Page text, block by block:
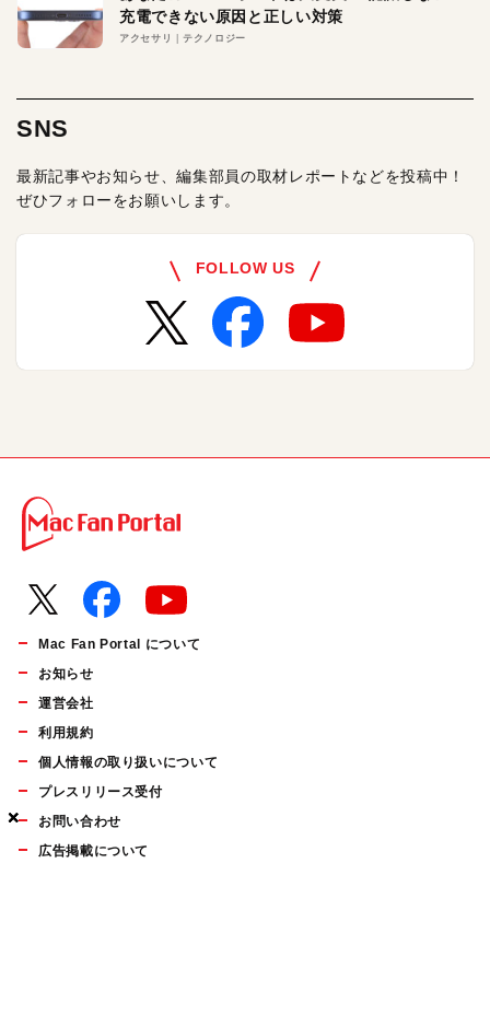
×
×
×
充電できない原因と正しい対策
アクセサリ テクノロジー
SNS
最新記事やお知らせ、編集部員の取材レポートなどを投稿中！
ぜひフォローをお願いします。
FOLLOW US
Mac Fan Portal について
お知らせ
運営会社
利用規約
個人情報の取り扱いについて
プレスリリース受付
お問い合わせ
広告掲載について